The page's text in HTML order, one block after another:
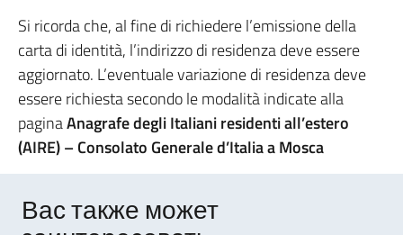
Si ricorda che, al fine di richiedere l’emissione della
carta di identità, l’indirizzo di residenza deve essere
aggiornato. L’eventuale variazione di residenza deve
essere richiesta secondo le modalità indicate alla
paginaAnagrafe degli Italiani residenti all’estero
(AIRE) – Consolato Generale d’Italia a Mosca
Вас также может